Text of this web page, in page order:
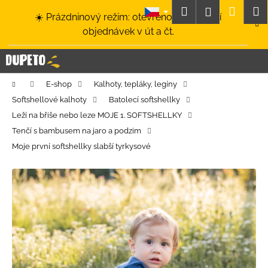
☀️ Prázdninový režim: otevřeno a odesílání
objednávek v út a čt.
HledatPřihlášení
Domů E-shop
Kalhoty, tepláky, legíny
Softshellové kalhoty
Batolecí softshellky
Leží na břiše nebo leze MOJE 1. SOFTSHELLKY
Tenčí s bambusem na jaro a podzim
Moje první softshellky slabší tyrkysové
í
k C
o
p
o
t
ř
b
u
j
e
t
e